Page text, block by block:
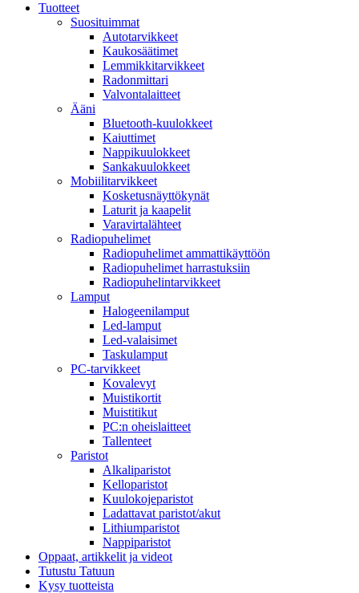
Tuotteet
Suosituimmat
Autotarvikkeet
Kaukosäätimet
Lemmikkitarvikkeet
Radonmittari
Valvontalaitteet
Ääni
Bluetooth-kuulokkeet
Kaiuttimet
Nappikuulokkeet
Sankakuulokkeet
Mobiilitarvikkeet
Kosketusnäyttökynät
Laturit ja kaapelit
Varavirtalähteet
Radiopuhelimet
Radiopuhelimet ammattikäyttöön
Radiopuhelimet harrastuksiin
Radiopuhelintarvikkeet
Lamput
Halogeenilamput
Led-lamput
Led-valaisimet
Taskulamput
PC-tarvikkeet
Kovalevyt
Muistikortit
Muistitikut
PC:n oheislaitteet
Tallenteet
Paristot
Alkaliparistot
Kelloparistot
Kuulokojeparistot
Ladattavat paristot/akut
Lithiumparistot
Nappiparistot
Oppaat, artikkelit ja videot
Tutustu Tatuun
Kysy tuotteista